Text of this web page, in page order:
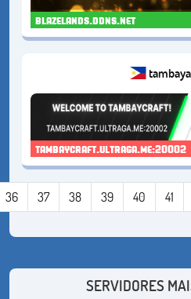
blazelands.ddns.net
tambaycraft.ultraga.me:20002
36 37 38 39 40 41
SERVIDORES